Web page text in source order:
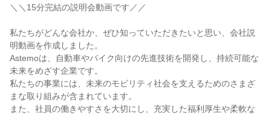
＼＼15分完結の説明会動画です／／
私たちがどんな会社か、ぜひ知っていただきたいと思い、会社説
明動画を作成しました。
Astemoは、自動車やバイク向けの先進技術を開発し、持続可能な
未来をめざす企業です。
私たちの事業には、未来のモビリティ社会を支えるためのさまざ
まな取り組みが含まれています。
また、社員の働きやすさを大切にし、充実した福利厚生や柔軟な